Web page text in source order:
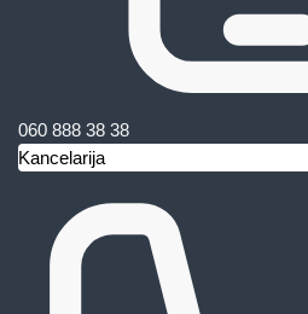
060 888 38 38
Kancelarija